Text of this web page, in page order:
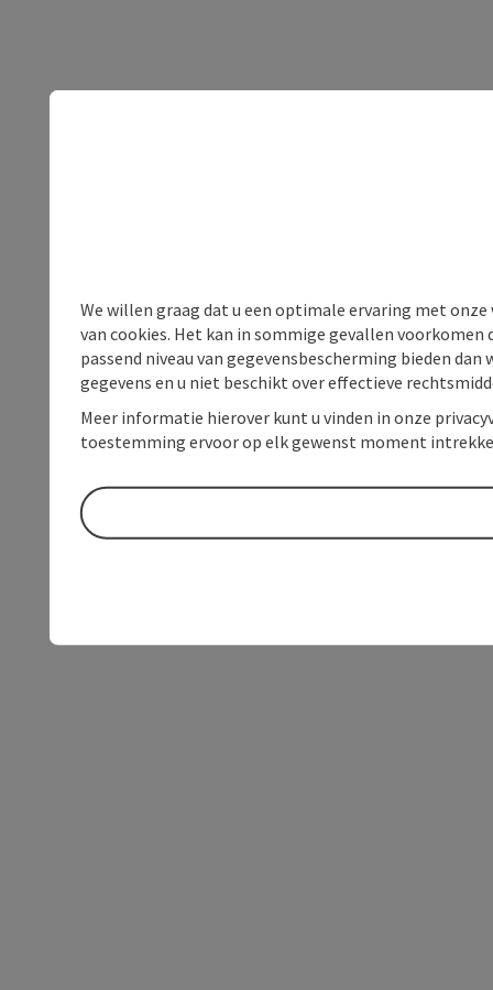
We willen graag dat u een optimale ervaring met
van cookies. Het kan in sommige gevallen voorkomen
passend niveau van gegevensbescherming bieden
gegevens en u niet beschikt over effectieve
Meer informatie hierover kunt u vinden in onze
toestemming ervoor op elk gewenst moment